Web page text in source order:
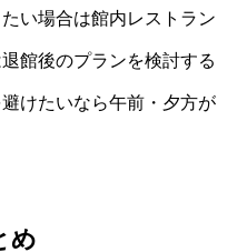
い場合は館内レストラン
館後のプランを検討する
けたいなら午前・夕方が
め